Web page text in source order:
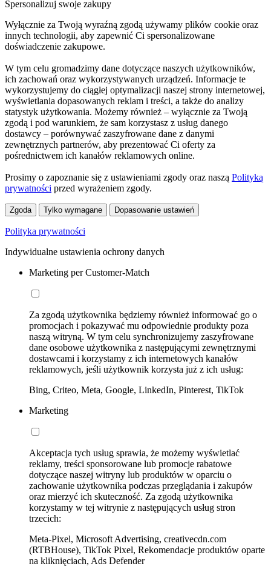
Spersonalizuj swoje zakupy
Wyłącznie za Twoją wyraźną zgodą używamy plików cookie oraz
innych technologii, aby zapewnić Ci spersonalizowane
doświadczenie zakupowe.
W tym celu gromadzimy dane dotyczące naszych użytkowników,
ich zachowań oraz wykorzystywanych urządzeń. Informacje te
wykorzystujemy do ciągłej optymalizacji naszej strony internetowej,
wyświetlania dopasowanych reklam i treści, a także do analizy
statystyk użytkowania. Możemy również – wyłącznie za Twoją
zgodą i pod warunkiem, że sam korzystasz z usług danego
dostawcy – porównywać zaszyfrowane dane z danymi
zewnętrznych partnerów, aby prezentować Ci oferty za
pośrednictwem ich kanałów reklamowych online.
Prosimy o zapoznanie się z ustawieniami zgody oraz naszą Polityką
prywatności przed wyrażeniem zgody.
Zgoda Tylko wymagane Dopasowanie ustawień
Polityka prywatności
Indywidualne ustawienia ochrony danych
Marketing per Customer-Match
Za zgodą użytkownika będziemy również informować go o
promocjach i pokazywać mu odpowiednie produkty poza
naszą witryną. W tym celu synchronizujemy zaszyfrowane
dane osobowe użytkownika z następującymi zewnętrznymi
dostawcami i korzystamy z ich internetowych kanałów
reklamowych, jeśli użytkownik korzysta już z ich usług:
Bing, Criteo, Meta, Google, LinkedIn, Pinterest, TikTok
Marketing
Akceptacja tych usług sprawia, że możemy wyświetlać
reklamy, treści sponsorowane lub promocje rabatowe
dotyczące naszej witryny lub produktów w oparciu o
zachowanie użytkownika podczas przeglądania i zakupów
oraz mierzyć ich skuteczność. Za zgodą użytkownika
korzystamy w tej witrynie z następujących usług stron
trzecich:
Meta-Pixel, Microsoft Advertising, creativecdn.com
(RTBHouse), TikTok Pixel, Rekomendacje produktów oparte
na kliknięciach, Ads Defender